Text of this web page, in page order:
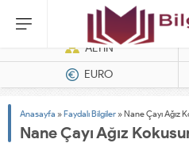
Dizel Jeneratörler
ALTIN
EURO
Anasayfa »Faydalı Bilgiler »Nane Çayı Ağız
Nane Çayı Ağız